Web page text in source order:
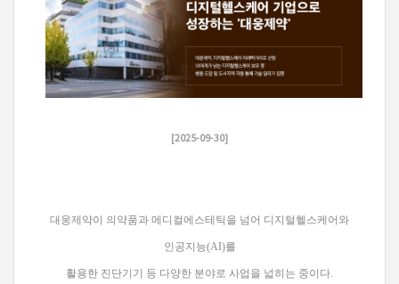
[2025-09-30]
대웅제약이 의약품과 메디컬에스테틱을 넘어 디지털헬스케어와
인공지능(AI)를
활용한 진단기기 등 다양한 분야로 사업을 넓히는 중이다.